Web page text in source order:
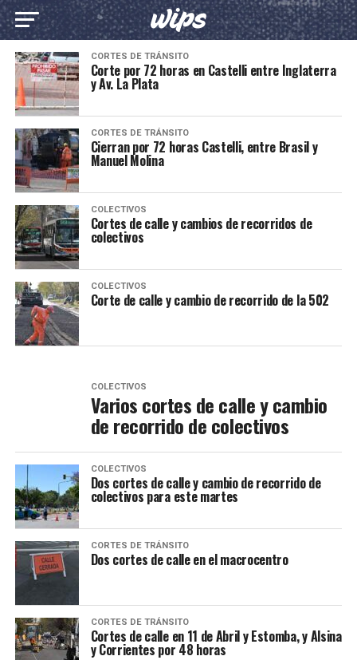
CORTES DE TRÁNSITO
Corte por 72 horas en Castelli entre Inglaterra
y Av. La Plata
CORTES DE TRÁNSITO
Cierran por 72 horas Castelli, entre Brasil y
Manuel Molina
COLECTIVOS
Cortes de calle y cambios de recorridos de
colectivos
COLECTIVOS
Corte de calle y cambio de recorrido de la 502
COLECTIVOS
Varios cortes de calle y cambio
de recorrido de colectivos
COLECTIVOS
Dos cortes de calle y cambio de recorrido de
colectivos para este martes
CORTES DE TRÁNSITO
Dos cortes de calle en el macrocentro
CORTES DE TRÁNSITO
Cortes de calle en 11 de Abril y Estomba, y Alsina
y Corrientes por 48 horas